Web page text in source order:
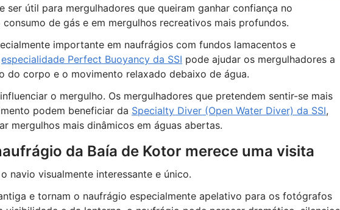
ser útil para mergulhadores que queiram ganhar confiança no
de gás e em mergulhos recreativos mais profundos.
importante em naufrágios com fundos lamacentos e
especialidade Perfect Buoyancy da SSI pode ajudar os mergulhadores a
do corpo e o movimento relaxado debaixo de água.
o mergulho. Os mergulhadores que pretendem sentir-se mais
podem beneficiar da Specialty Diver (Open Water Diver) da SSI,
mergulhos mais dinâmicos em águas abertas.
da Baía de Kotor merece uma visita
navio visualmente interessante e único.
e tornam o naufrágio especialmente apelativo para os fotógrafos